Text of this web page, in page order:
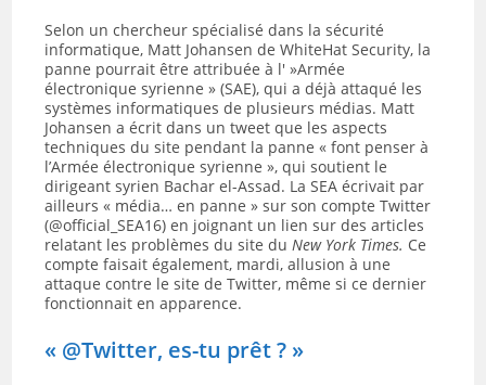
Selon un chercheur spécialisé dans la sécurité
informatique, Matt Johansen de WhiteHat Security, la
panne pourrait être attribuée à l' »Armée
électronique syrienne » (SAE), qui a déjà attaqué les
systèmes informatiques de plusieurs médias. Matt
Johansen a écrit dans un tweet que les aspects
techniques du site pendant la panne « font penser à
l’Armée électronique syrienne », qui soutient le
dirigeant syrien Bachar el-Assad. La SEA écrivait par
ailleurs « média… en panne » sur son compte Twitter
(@official_SEA16) en joignant un lien sur des articles
relatant les problèmes du site duNew York Times. Ce
compte faisait également, mardi, allusion à une
attaque contre le site de Twitter, même si ce dernier
fonctionnait en apparence.
« @Twitter, es-tu prêt ? »